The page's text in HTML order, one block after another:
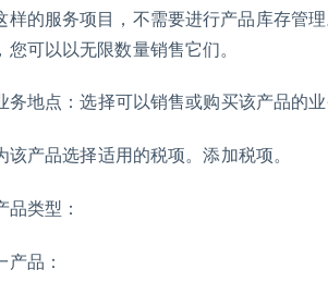
样的服务项目，不需要进行产品库存管
您可以以无限数量销售它们。
务地点：选择可以销售或购买该产品的业
该产品选择适用的税项。添加税项。
品类型：
产品：